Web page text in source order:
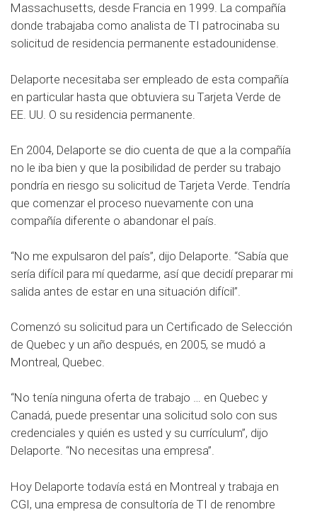
Massachusetts, desde Francia en 1999. La compañía
donde trabajaba como analista de TI patrocinaba su
solicitud de residencia permanente estadounidense.
Delaporte necesitaba ser empleado de esta compañía
en particular hasta que obtuviera su Tarjeta Verde de
EE. UU. O su residencia permanente.
En 2004, Delaporte se dio cuenta de que a la compañía
no le iba bien y que la posibilidad de perder su trabajo
pondría en riesgo su solicitud de Tarjeta Verde. Tendría
que comenzar el proceso nuevamente con una
compañía diferente o abandonar el país.
“No me expulsaron del país”, dijo Delaporte. “Sabía que
sería difícil para mí quedarme, así que decidí preparar mi
salida antes de estar en una situación difícil”.
Comenzó su solicitud para un Certificado de Selección
de Quebec y un año después, en 2005, se mudó a
Montreal, Quebec.
“No tenía ninguna oferta de trabajo … en Quebec y
Canadá, puede presentar una solicitud solo con sus
credenciales y quién es usted y su currículum”, dijo
Delaporte. “No necesitas una empresa”.
Hoy Delaporte todavía está en Montreal y trabaja en
CGI, una empresa de consultoría de TI de renombre